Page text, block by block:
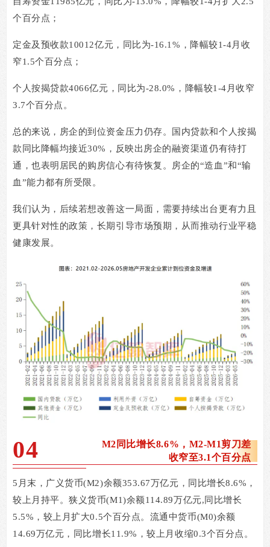
个百分点；
定金及预收款10012亿元，同比为-16.1% ，降幅较1-4月收
窄1.5个百分点；
个人按揭贷款4066亿元，同比为-28.0% ，降幅较1-4 月收窄
3.7个百分点。
总的来说，房企的到位资金压力仍存。国内贷款和个人按揭
款同比降幅均接近30% ，反映出房企的融资渠道仍有待打
通，也表明居民的购房信心有待恢复。房企的“造血 ”和“输
血 ”能力都有所受限。
我们认为，后续若想改善这一局面，需要持续出台更有力且
更具针对性的政策，长期引导市场预期，从而推动行业平稳
健康发展。
04 M2 同比增长8.6%，M2-M1剪刀差
收窄至3.1个百分点
5 月末，广义货币(M2)余额353.67万亿元，同比增长8.6% ，
较上月持平。狭义货币(M1)余额114.89万亿元,同比增长
5.5% ，较上月扩大0.5个百分点。流通中货币(M0)余额
14.69万亿元，同比增长11.9% ，较上月收缩0.3个百分点。